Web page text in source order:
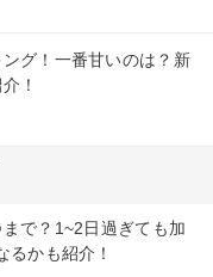
グ！一番甘いのは？新
！
で？1~2日過ぎても加
るかも紹介！